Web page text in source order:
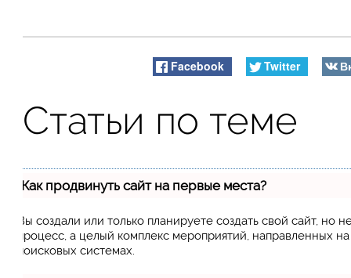
Facebook Twitter
Статьи по теме
Как продвинуть сайт на первые места?
Вы создали или только планируете создать свой сайт, но
процесс, а целый комплекс мероприятий, направленных
поисковых системах.